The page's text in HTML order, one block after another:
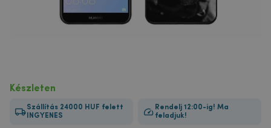
Készleten
Szállítás 24000 HUF felett
INGYENES
Rendelj 12:00-ig! Ma
feladjuk!